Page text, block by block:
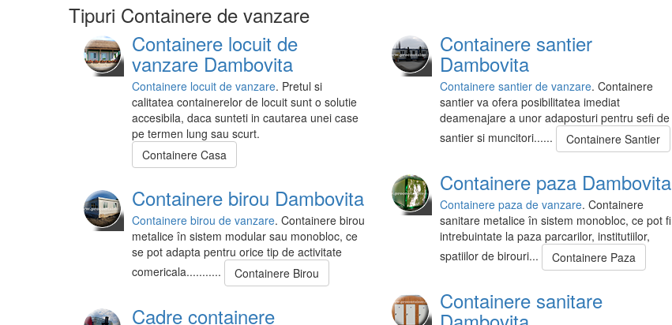
Tipuri Containere de vanzare
Containere locuit de
vanzare Dambovita
Containere locuit de vanzare. Pretul si
calitatea containerelor de locuit sunt o solutie
accesibila, daca sunteti in cautarea unei case
pe termen lung sau scurt.
Containere Casa
Containere birou Dambovita
Containere birou de vanzare. Containere birou
metalice în sistem modular sau monobloc, ce
se pot adapta pentru orice tip de activitate
comericala...........
Containere Birou
Cadre containere
Containere santier
Dambovita
Containere santier de vanzare. Containere
santier va ofera posibilitatea imediat
deamenajare a unor adaposturi pentru sefi de
santier si muncitori......
Containere Santier
Containere paza Dambovita
Containere paza de vanzare. Containere
sanitare metalice în sistem monobloc, ce pot fi
intrebuintate la paza parcarilor, institutiilor,
spatiilor de birouri...
Containere Paza
Containere sanitare